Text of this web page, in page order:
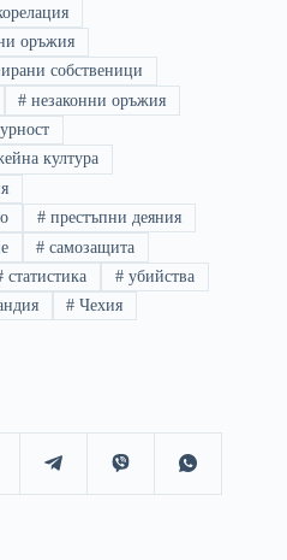
оръжия
собственици
# незаконни оръжия
култура
#престъпни деяния
# самозащита
статистика # убийства
# Чехия